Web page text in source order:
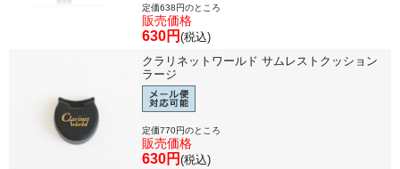
定価638円のところ
販売価格
630円 (税込)
クラリネットワールド サムレストクッション
ラージ
定価770円のところ
販売価格
630円 (税込)